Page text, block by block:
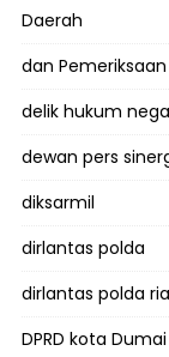
Daerah
dan
delik hukum
dewan pers
diksarmil
dirlantas polda
dirlantas polda
DPRD kota Dumai